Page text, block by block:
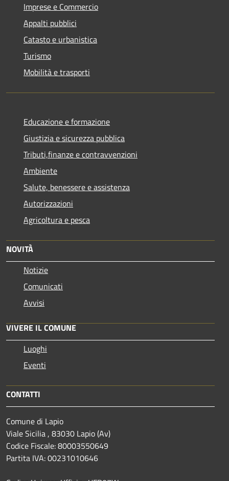
Imprese e Commercio
Appalti pubblici
Catasto e urbanistica
Turismo
Mobilità e trasporti
Educazione e formazione
Giustizia e sicurezza pubblica
Tributi,finanze e contravvenzioni
Ambiente
Salute, benessere e assistenza
Autorizzazioni
Agricoltura e pesca
NOVITÀ
Notizie
Comunicati
Avvisi
VIVERE IL COMUNE
Luoghi
Eventi
CONTATTI
Comune di Lapio
Viale Sicilia , 83030 Lapio (Av)
Codice Fiscale: 80003550649
Partita IVA: 00231010646